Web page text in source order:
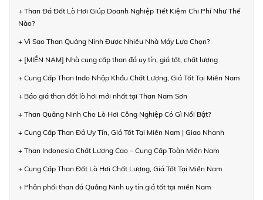
+ Than Đá Đốt Lò Hơi Giúp Doanh Nghiệp Tiết Kiệm Chi Phí Như Thế
Nào?
+ Vì Sao Than Quảng Ninh Được Nhiều Nhà Máy Lựa Chọn?
+ [MIỀN NAM] Nhà cung cấp than đá uy tín, giá tốt, chất lượng
+ Cung Cấp Than Indo Nhập Khẩu Chất Lượng, Giá Tốt Tại Miền Nam
+ Báo giá than đốt lò hơi mới nhất tại Than Nam Sơn
+ Than Quảng Ninh Cho Lò Hơi Công Nghiệp Có Gì Nổi Bật?
+ Cung Cấp Than Đá Uy Tín, Giá Tốt Tại Miền Nam | Giao Nhanh
+ Than Indonesia Chất Lượng Cao – Cung Cấp Toàn Miền Nam
+ Cung Cấp Than Đốt Lò Hơi Chất Lượng, Giá Tốt Tại Miền Nam
+ Phân phối than đá Quảng Ninh uy tín giá tốt tại miền Nam